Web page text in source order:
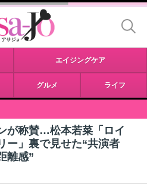
エイジングケア
グルメ ライフ
が称賛…松本若菜「ロイ
ー」裏で見せた“共演者
離感”